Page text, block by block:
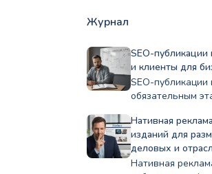
Журнал
SEO-
и клиенты для
SEO-
обязательным
бизнесу…
Нативная
изданий для
деловых и
Нативная